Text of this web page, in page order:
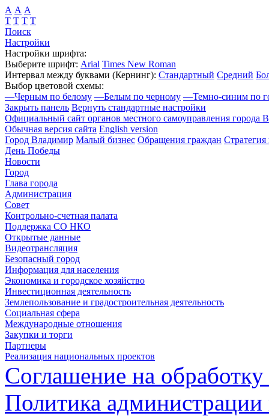
А А А
Т Т Т Т
Поиск
Настройки
Настройки шрифта:
Выберите шрифт: Arial Times New Roman
Интервал между буквами (Кернинг): Стандартный Средний
Выбор цветовой схемы:
—Черным по белому —Белым по черному —Темно-синим по
Закрыть панель Вернуть стандартные настройки
Официальный сайт органов местного самоуправления города
Обычная версия сайта English version
Город Владимир Малый бизнес Обращения граждан Стратегия
День Победы
Новости
Город
Глава города
Администрация
Совет
Контрольно-счетная палата
Поддержка СО НКО
Открытые данные
Видеотрансляция
Безопасный город
Информация для населения
Экономика и городское хозяйство
Инвестиционная деятельность
Землепользование и градостроительная деятельность
Социальная сфера
Международные отношения
Закупки и торги
Партнеры
Реализация национальных проектов
Соглашение на
Политика